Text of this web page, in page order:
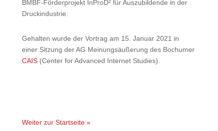
BMBF-Förderprojekt InProD² für Auszubildende in der
Druckindustrie.
Gehalten wurde der Vortrag am 15. Januar 2021 in
einer Sitzung der AG Meinungsäußerung des Bochumer
CAIS(Center for Advanced Internet Studies).
Weiter zur Startseite »